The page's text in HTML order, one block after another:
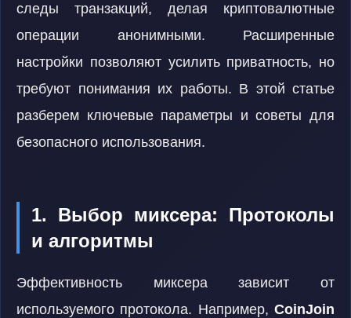
следы транзакций, делая криптовалютные
операции анонимными. Расширенные
настройки позволяют усилить приватность, но
требуют понимания их работы. В этой статье
разберем ключевые параметры и советы для
безопасного использования.
1. Выбор миксера: Протоколы
и алгоритмы
Эффективность миксера зависит от
используемого протокола. Например, CoinJoin